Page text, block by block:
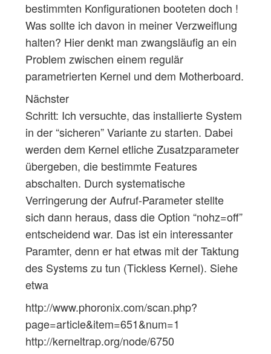
bestimmten Konfigurationen booteten doch !
Was sollte ich davon in meiner Verzweiflung
halten? Hier denkt man zwangsläufig an ein
Problem zwischen einem regulär
parametrierten Kernel und dem Motherboard.
Nächster
Schritt: Ich versuchte, das installierte System
in der “sicheren” Variante zu starten. Dabei
werden dem Kernel etliche Zusatzparameter
übergeben, die bestimmte Features
abschalten. Durch systematische
Verringerung der Aufruf-Parameter stellte
sich dann heraus, dass die Option “nohz=off”
entscheidend war. Das ist ein interessanter
Paramter, denn er hat etwas mit der Taktung
des Systems zu tun (Tickless Kernel). Siehe
etwa
http://www.phoronix.com/scan.php?
page=article&item=651&num=1
http://kerneltrap.org/node/6750